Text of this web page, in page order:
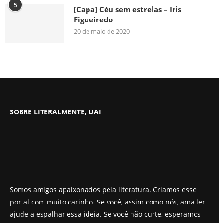
5
[Capa] Céu sem estrelas – Iris
Figueiredo
20 de maio de 2020
SOBRE LITERALMENTE, UAI
Somos amigos apaixonados pela literatura. Criamos esse
portal com muito carinho. Se você, assim como nós, ama ler
ajude a espalhar essa ideia. Se você não curte, esperamos